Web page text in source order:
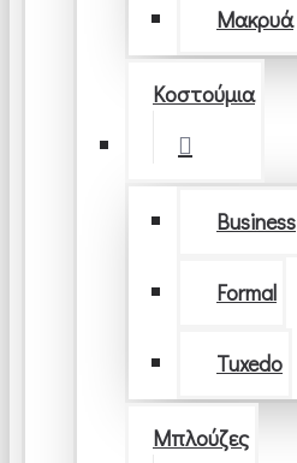
Μακρυά
Κοστούμια
Business
Formal
Tuxedo
Μπλούζες